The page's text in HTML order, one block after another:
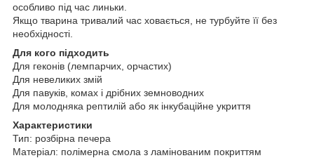
особливо під час линьки.
Якщо тварина тривалий час ховається, не турбуйте її без
необхідності.
Для кого підходить
Для геконів (лемпарчих, орчастих)
Для невеликих змій
Для павуків, комах і дрібних земноводних
Для молодняка рептилій або як інкубаційне укриття
Характеристики
Тип: розбірна печера
Матеріал: полімерна смола з ламінованим покриттям